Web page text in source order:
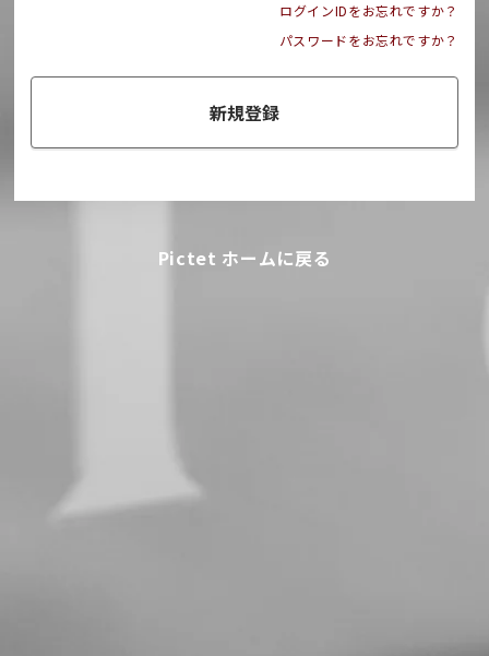
ログインIDをお忘れですか？
パスワードをお忘れですか？
新規登録
Pictet ホームに戻る